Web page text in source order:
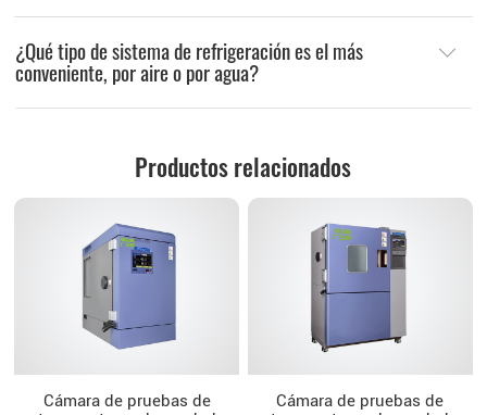
¿Qué tipo de sistema de refrigeración es el más
conveniente, por aire o por agua?
Productos relacionados
Cámara de pruebas de
Cámara de pruebas de